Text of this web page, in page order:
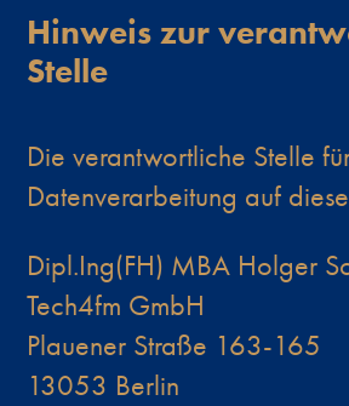
Hinweis zur
Stelle
Die verantwortliche Stelle
Datenverarbeitung auf
Dipl.Ing(FH) MBA Holger
Tech4fm GmbH
Plauener Straße 163-165
13053 Berlin